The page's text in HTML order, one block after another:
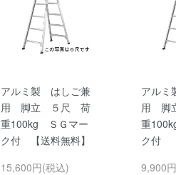
アルミ製 はしご兼
用 脚立 ５尺 荷
重100kg ＳＧマー
ク付 【送料無料】
15,600円(税込)
アル
用 脚
重
ク付
9,900